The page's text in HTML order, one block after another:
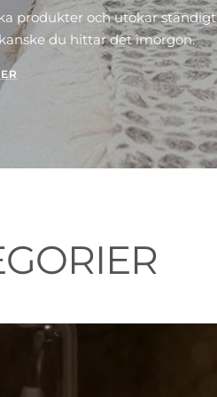
produkter och utökar ständigt
du hittar det imorgon.